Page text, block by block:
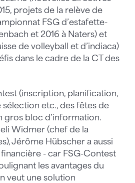
projets de la relève de
FSG d’estafette-
et 2016 à Naters) et
de volleyball et d’indiaca)
dans le cadre de la CT des
(inscription, planification,
sélection etc., des fêtes de
gros bloc d’information.
Widmer (chef de la
Jérôme Hübscher a aussi
- car FSG-Contest
les avantages du
veut une solution